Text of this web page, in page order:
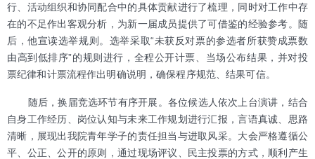
行、活动组织和协同配合中的具体贡献进行了梳理，同时对工作中存
在的不足作出客观分析，为新一届成员提供了可借鉴的经验参考。随
后，他宣读选举规则。选举采取“未获反对票的参选者所获赞成票数
由高到低排序”的规则进行，全程公开计票、当场公布结果，并对投
票纪律和计票流程作出明确说明，确保程序规范、结果可信。
随后，换届竞选环节有序开展。各位候选人依次上台演讲，结合
自身工作经历、岗位认知与未来工作规划进行汇报，言语真诚、思路
清晰，展现出我院青年学子的责任担当与进取风采。大会严格遵循公
平、公正、公开的原则，通过现场评议、民主投票的方式，顺利产生